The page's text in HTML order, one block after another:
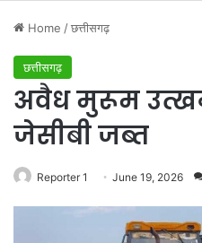
Home /छत्तीसगढ़
छत्तीसगढ़
अवैध मुरूम
जेसीबी जब्त
Reporter 1 June 19, 2026